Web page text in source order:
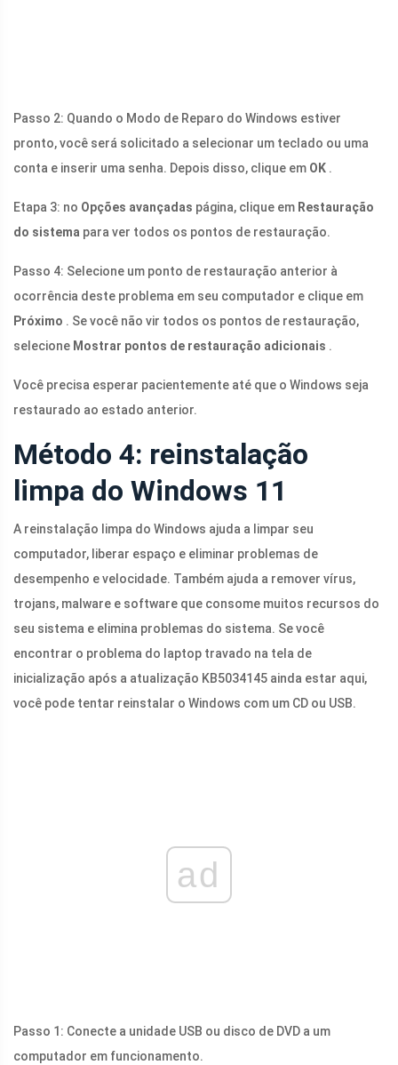
Passo 2: Quando o Modo de Reparo do Windows estiver
pronto, você será solicitado a selecionar um teclado ou uma
conta e inserir uma senha. Depois disso, clique em OK .
Etapa 3: no Opções avançadas página, clique em Restauração
do sistema para ver todos os pontos de restauração.
Passo 4: Selecione um ponto de restauração anterior à
ocorrência deste problema em seu computador e clique em
Próximo . Se você não vir todos os pontos de restauração,
selecione Mostrar pontos de restauração adicionais .
Você precisa esperar pacientemente até que o Windows seja
restaurado ao estado anterior.
Método 4: reinstalação
limpa do Windows 11
A reinstalação limpa do Windows ajuda a limpar seu
computador, liberar espaço e eliminar problemas de
desempenho e velocidade. Também ajuda a remover vírus,
trojans, malware e software que consome muitos recursos do
seu sistema e elimina problemas do sistema. Se você
encontrar o problema do laptop travado na tela de
inicialização após a atualização KB5034145 ainda estar aqui,
você pode tentar reinstalar o Windows com um CD ou USB.
ad
Passo 1: Conecte a unidade USB ou disco de DVD a um
computador em funcionamento.